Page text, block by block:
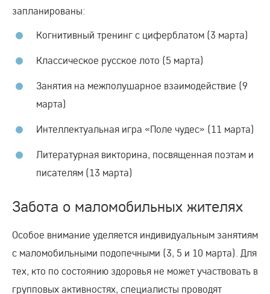
запланированы:
Когнитивный тренинг с циферблатом (3 марта)
Классическое русское лото (5 марта)
Занятия на межполушарное взаимодействие (9
марта)
Интеллектуальная игра «Поле чудес» (11 марта)
Литературная викторина, посвященная поэтам и
писателям (13 марта)
Забота о маломобильных жителях
Особое внимание уделяется индивидуальным занятиям
с маломобильными подопечными (3, 5 и 10 марта). Для
тех, кто по состоянию здоровья не может участвовать в
групповых активностях, специалисты проводят